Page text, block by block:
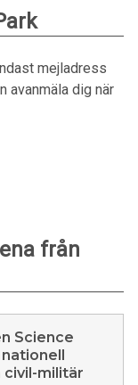
mejladress
avanmäla dig när
från
Science
civil-militär